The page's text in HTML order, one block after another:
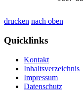
drucken nach oben
Quicklinks
Kontakt
Inhaltsverzeichnis
Impressum
Datenschutz